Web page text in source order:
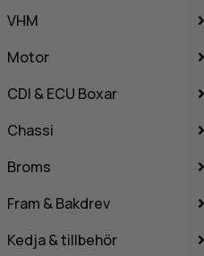
VHM
Motor
CDI & ECU Boxar
Chassi
Broms
Fram & Bakdrev
Kedja & tillbehör